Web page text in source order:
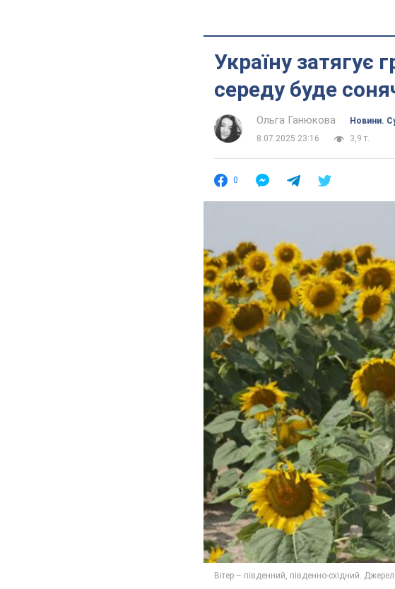
Україну затягує
середу буде
Ольга Ганюкова
Новини.
8.07.2025 23:16
3,9 т.
0